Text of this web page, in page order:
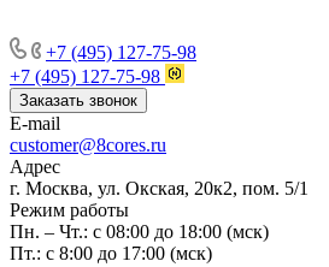
+7 (495) 127-75-98
+7 (495) 127-75-98
Заказать звонок
E-mail
customer@8cores.ru
Адрес
г. Москва, ул. Окская, 20к2, пом. 5/1
Режим работы
Пн. – Чт.: с 08:00 до 18:00 (мск)
Пт.: с 8:00 до 17:00 (мск)